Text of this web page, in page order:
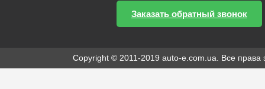
Заказать обратный звонок
Copyright © 2011-2019 auto-e.com.ua. Все